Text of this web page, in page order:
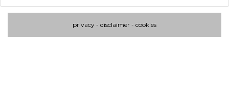
privacy - disclaimer - cookies